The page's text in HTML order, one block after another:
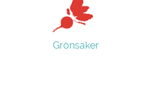
Grönsaker